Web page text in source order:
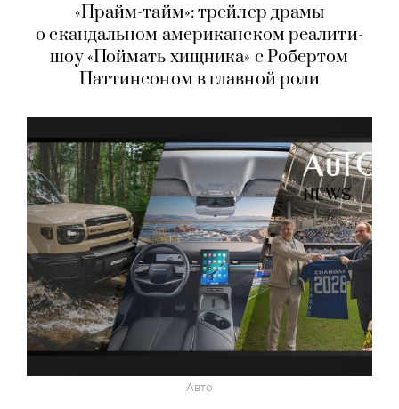
«Прайм-тайм»: трейлер драмы
о скандальном американском реалити-
шоу «Поймать хищника» с Робертом
Паттинсоном в главной роли
Авто